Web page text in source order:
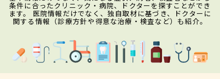
条件に合ったクリニック・病院、ドクターを探すことができ
ます。 医院情報だけでなく、独自取材に基づき、ドクターに
関する情報（診療方針や得意な治療・検査など）も紹介。